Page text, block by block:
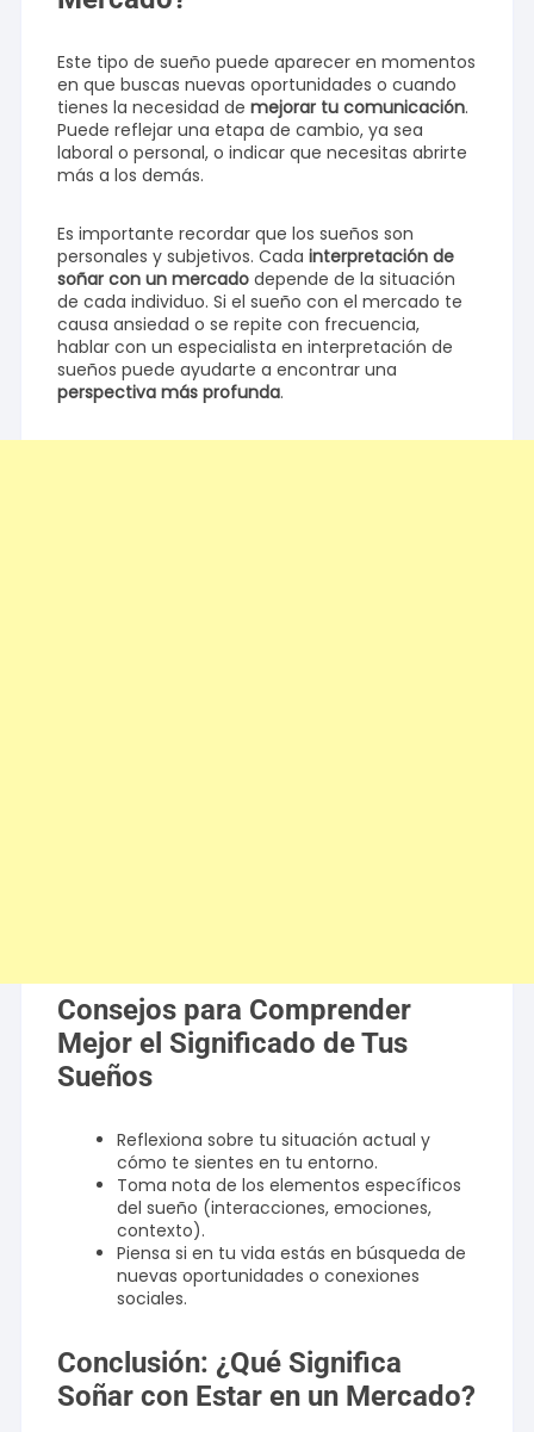
Este tipo de sueño puede aparecer en momentos
en que buscas nuevas oportunidades o cuando
tienes la necesidad demejorar tu comunicación.
Puede reflejar una etapa de cambio, ya sea
laboral o personal, o indicar que necesitas abrirte
más a los demás.
Es importante recordar que los sueños son
personales y subjetivos. Cadainterpretación de
soñar con un mercado depende de la situación
de cada individuo. Si el sueño con el mercado te
causa ansiedad o se repite con frecuencia,
hablar con un especialista en interpretación de
sueños puede ayudarte a encontrar una
perspectiva más profunda.
Consejos para Comprender
Mejor el Significado de Tus
Sueños
Reflexiona sobre tu situación actual y
cómo te sientes en tu entorno.
Toma nota de los elementos específicos
del sueño (interacciones, emociones,
contexto).
Piensa si en tu vida estás en búsqueda de
nuevas oportunidades o conexiones
sociales.
Conclusión: ¿Qué Significa
Soñar con Estar en un Mercado?